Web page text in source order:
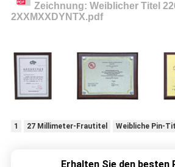
Zeichnung: Weiblicher Titel
2XXMXXDYNTX.pdf
1 27 Millimeter-Frautitel Weibliche Pin-
Erhalten Sie den besten